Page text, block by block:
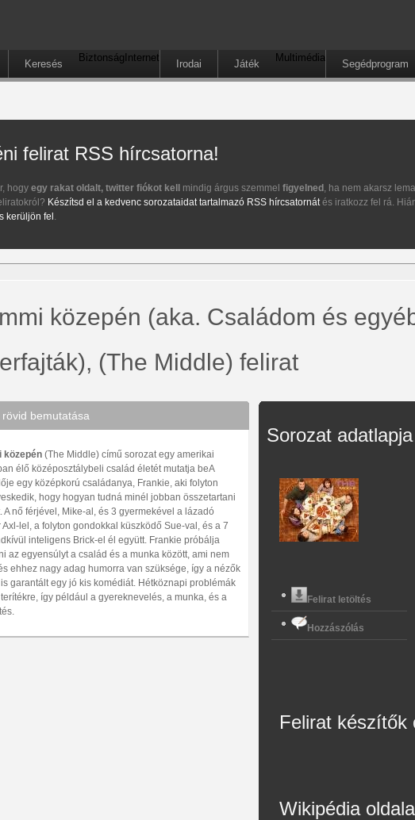
Keresés
Biztonság Internet
Irodai Játék
Multimédia
Segédprogram
felirat RSS hírcsatorna!
hogy egy rakat oldalt, twitter fiókot kell mindig árgus szemmel figyelned , ha nem akarsz
Készítsd el a kedvenc sorozataidat tartalmazó RSS hírcsatornátés iratkozz fel rá.
kerüljön fel .
közepén (aka. Családom és
(The Middle) felirat
rövid bemutatása
közepén (The Middle) című sorozat egy amerikai
élő középosztálybeli család életét mutatja beA
egy középkorú családanya, Frankie, aki folyton
hogy hogyan tudná minél jobban összetartani
A nő férjével, Mike-al, és 3 gyermekével a lázadó
Axl-lel, a folyton gondokkal küszködő Sue-val, és a 7
inteligens Brick-el él együtt. Frankie próbálja
az egyensúlyt a család és a munka között, ami nem
ehhez nagy adag humorra van szüksége, így a nézők
garantált egy jó kis komédiát. Hétköznapi problémák
így például a gyereknevelés, a munka, és a
Sorozat adatlapja
Felirat letöltés
Hozzászólás
Felirat készítők
Wikipédia oldala